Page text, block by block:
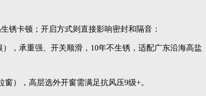
锈卡顿；开启方式则直接影响密封和隔音：
，承重强、开关顺滑，10年不生锈，适配广东沿海高盐
），高层选外开窗需满足抗风压9级+。